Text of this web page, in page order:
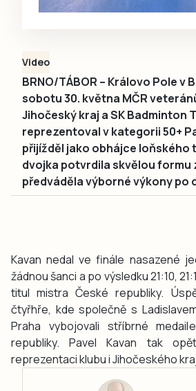
Video
BRNO/TÁBOR – Královo Pole v
sobotu 30. května MČR
Jihočeský kraj a SK Badminton
reprezentoval v kategorii 50+
přijížděl jako obhájce loňského
dvojka potvrdila skvělou formu
předváděla výborné výkony po
Kavan nedal ve finále nasazené
žádnou šanci a po výsledku 21:10,
titul mistra České republiky.
čtyřhře, kde společně s
Praha vybojovali stříbrné
republiky. Pavel Kavan tak
reprezentaci klubu i Jihočeského